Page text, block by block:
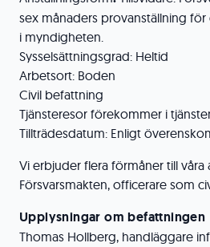
sex månaders provanställning
i myndigheten.
Sysselsättningsgrad: Heltid
Arbetsort: Boden
Civil befattning
Tjänsteresor förekommer i
Tillträdesdatum: Enligt
Vi erbjuder flera förmåner till våra
Försvarsmakten, officerare som
Upplysningar om befattningen
Thomas Hollberg, handläggare